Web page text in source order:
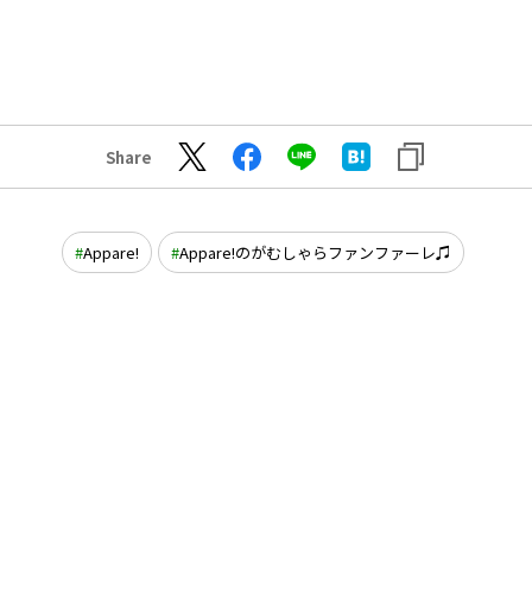
Share
Appare! Appare!のがむしゃらファンファーレ♫